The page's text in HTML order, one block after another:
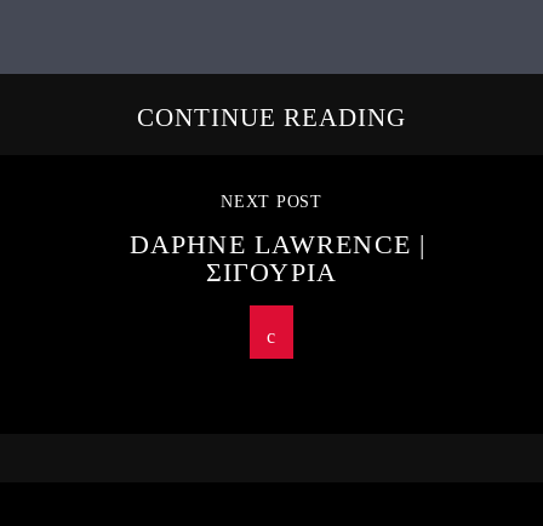
CONTINUE READING
NEXT POST
DAPHNE LAWRENCE |
ΣΙΓΟΥΡΙΑ